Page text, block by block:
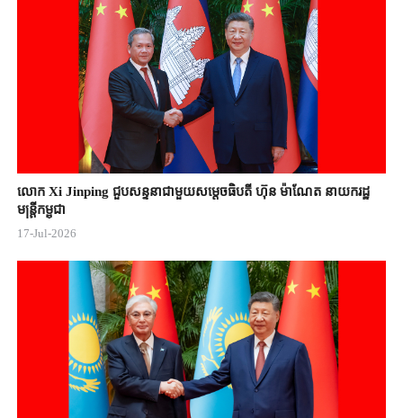
លោក Xi Jinping ជួបសន្ទនាជាមួយសម្តេចធិបតី ហ៊ុន ម៉ាណែត នាយករដ្ឋ
មន្ត្រីកម្ពុជា
17-Jul-2026